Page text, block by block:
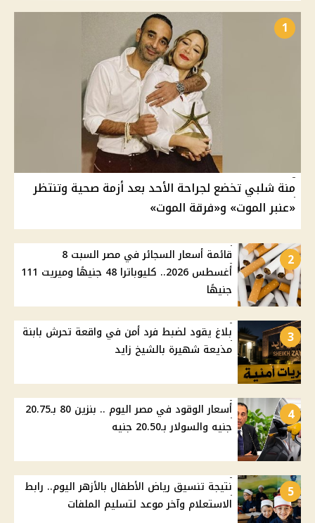
1
منة شلبي تخضع لجراحة الأحد بعد أزمة صحية وتنتظر
«عنبر الموت» و«فرقة الموت»
2
قائمة أسعار السجائر في مصر السبت 8
أغسطس 2026.. كليوباترا 48 جنيهًا وميريت 111
جنيهًا
3
بلاغ يقود لضبط فرد أمن في واقعة تحرش بابنة
مذيعة شهيرة بالشيخ زايد
4
أسعار الوقود في مصر اليوم .. بنزين 80 بـ20.75
جنيه والسولار بـ20.50 جنيه
5
نتيجة تنسيق رياض الأطفال بالأزهر اليوم.. رابط
الاستعلام وآخر موعد لتسليم الملفات